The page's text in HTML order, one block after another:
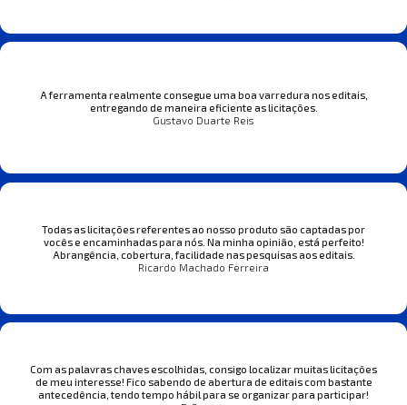
A ferramenta realmente consegue uma boa varredura nos editais,
entregando de maneira eficiente as licitações.
Gustavo Duarte Reis
Todas as licitações referentes ao nosso produto são captadas por
vocês e encaminhadas para nós. Na minha opinião, está perfeito!
Abrangência, cobertura, facilidade nas pesquisas aos editais.
Ricardo Machado Ferreira
Com as palavras chaves escolhidas, consigo localizar muitas licitações
de meu interesse! Fico sabendo de abertura de editais com bastante
antecedência, tendo tempo hábil para se organizar para participar!